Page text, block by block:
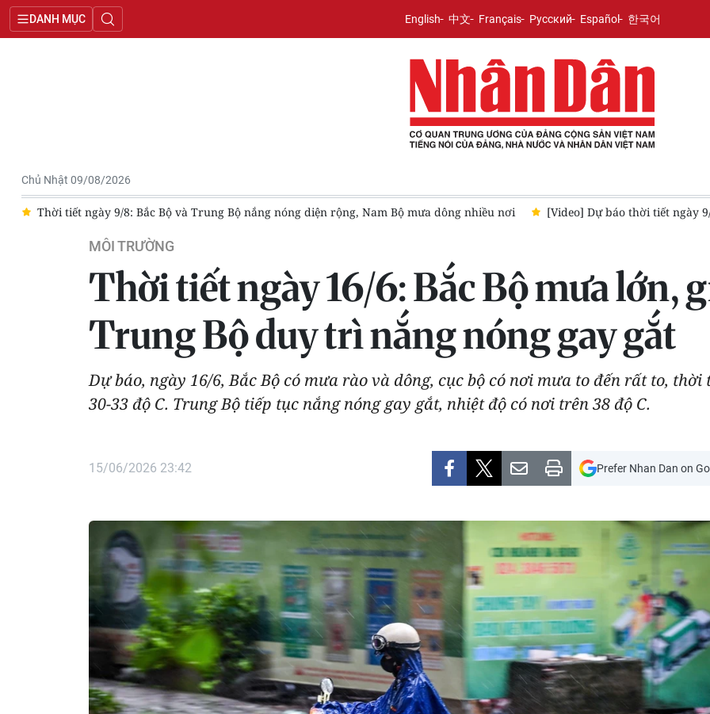
DANH MỤC English 中文 Français Русский Español 한국어
Chủ Nhật 09/08/2026
mưa dông nhiều nơi [Video] Dự báo thời tiết ngày 9/8/2026: Bắc Bộ nắng đẹp, miền Trung oi nóng Tin cuối cùng về áp
MÔI TRƯỜNG
Thời tiết ngày 16/6: Bắc Bộ mưa lớn,
Trung Bộ duy trì nắng nóng gay gắt
Dự báo, ngày 16/6, Bắc Bộ có mưa rào và dông, cục bộ có nơi mưa to đến rất to,
30-33 độ C. Trung Bộ tiếp tục nắng nóng gay gắt, nhiệt độ có nơi trên 38 độ C.
15/06/2026 23:42 Prefer Nhan Dan on